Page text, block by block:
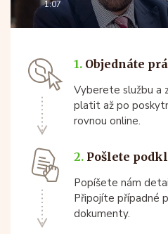
1:07
1. Objednáte
Vyberete službu a
platit až po
rovnou online.
2. Pošlete
Popíšete nám
Připojíte případné
dokumenty.